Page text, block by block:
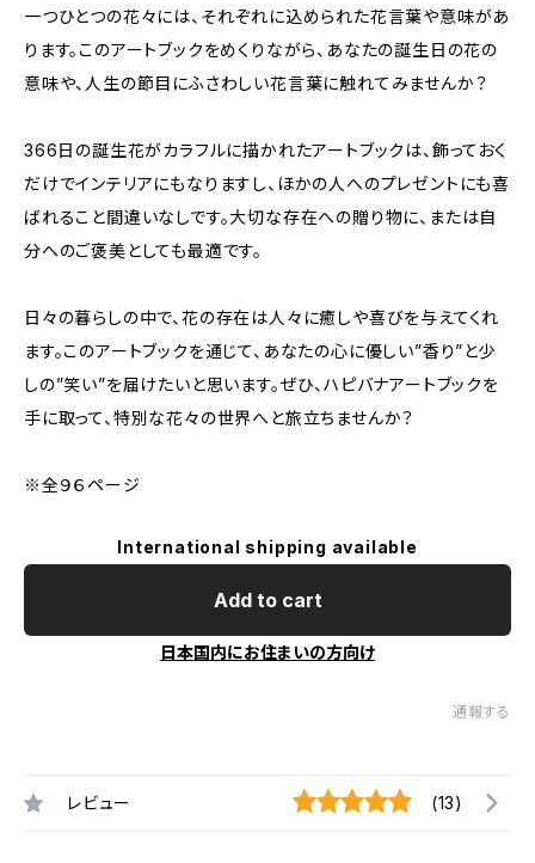
一つひとつの花々には、それぞれに込められた花言葉や意味があ
ります。このアートブックをめくりながら、あなたの誕生日の花の
意味や、人生の節目にふさわしい花言葉に触れてみませんか？
366日の誕生花がカラフルに描かれたアートブックは、飾っておく
だけでインテリアにもなりますし、ほかの人へのプレゼントにも喜
ばれること間違いなしです。大切な存在への贈り物に、または自
分へのご褒美としても最適です。
日々の暮らしの中で、花の存在は人々に癒しや喜びを与えてくれ
ます。このアートブックを通じて、あなたの心に優しい”香り”と少
しの”笑い”を届けたいと思います。ぜひ、ハピバナアートブックを
手に取って、特別な花々の世界へと旅立ちませんか？
※全９６ページ
International shipping available
Add to cart
日本国内にお住まいの方向け
通報する
レビュー (13)